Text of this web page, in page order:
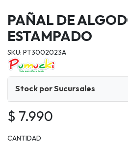
PAÑAL DE
ESTAMPADO
SKU: PT3002023A
Stock por Sucursales
$ 7.990
CANTIDAD